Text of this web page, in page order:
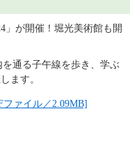
」が開催！堀光美術館も開
通る子午線を歩き、学ぶ
ます。
ァイル／2.09MB]